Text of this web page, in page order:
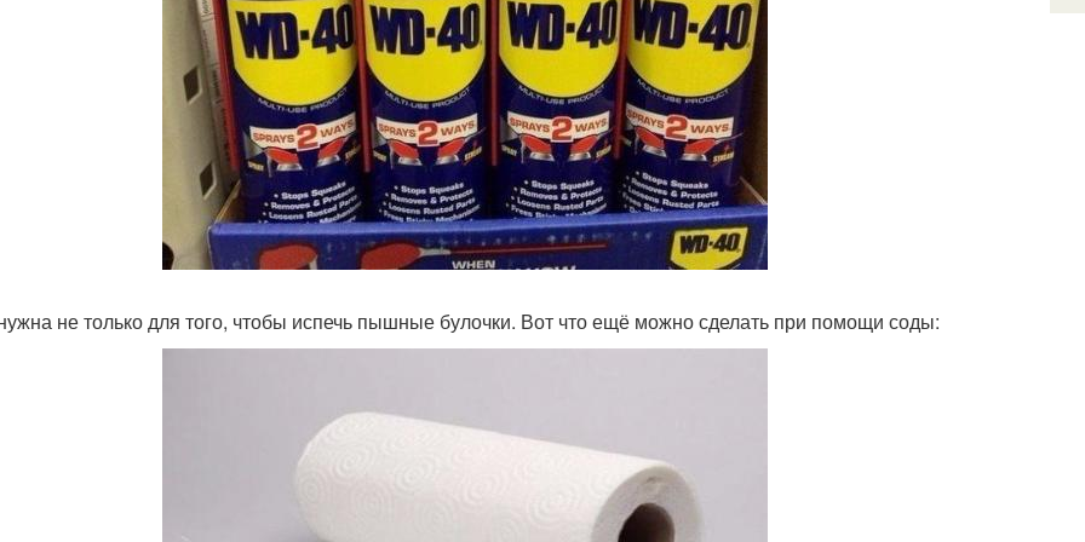
не только для того, чтобы испечь пышные булочки. Вот что ещё можно сделать при помощи соды: